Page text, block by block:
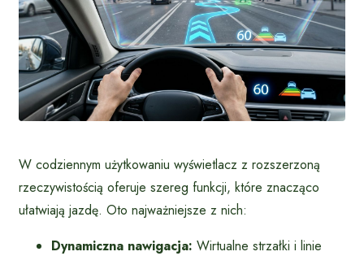
W codziennym użytkowaniu wyświetlacz z rozszerzoną
rzeczywistością oferuje szereg funkcji, które znacząco
ułatwiają jazdę. Oto najważniejsze z nich:
Dynamiczna nawigacja: Wirtualne strzałki i linie